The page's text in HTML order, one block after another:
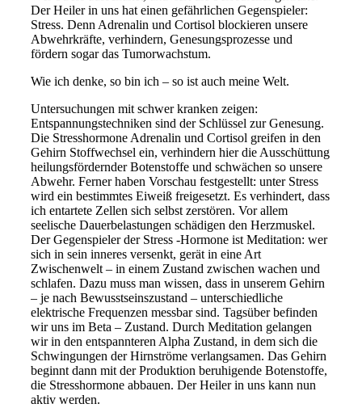
Der Heiler in uns hat einen gefährlichen Gegenspieler:
Stress. Denn Adrenalin und Cortisol blockieren unsere
Abwehrkräfte, verhindern, Genesungsprozesse und
fördern sogar das Tumorwachstum.
Wie ich denke, so bin ich – so ist auch meine Welt.
Untersuchungen mit schwer kranken zeigen:
Entspannungstechniken sind der Schlüssel zur Genesung.
Die Stresshormone Adrenalin und Cortisol greifen in den
Gehirn Stoffwechsel ein, verhindern hier die Ausschüttung
heilungsfördernder Botenstoffe und schwächen so unsere
Abwehr. Ferner haben Vorschau festgestellt: unter Stress
wird ein bestimmtes Eiweiß freigesetzt. Es verhindert, dass
ich entartete Zellen sich selbst zerstören. Vor allem
seelische Dauerbelastungen schädigen den Herzmuskel.
Der Gegenspieler der Stress -Hormone ist Meditation: wer
sich in sein inneres versenkt, gerät in eine Art
Zwischenwelt – in einem Zustand zwischen wachen und
schlafen. Dazu muss man wissen, dass in unserem Gehirn
– je nach Bewusstseinszustand – unterschiedliche
elektrische Frequenzen messbar sind. Tagsüber befinden
wir uns im Beta – Zustand. Durch Meditation gelangen
wir in den entspannteren Alpha Zustand, in dem sich die
Schwingungen der Hirnströme verlangsamen. Das Gehirn
beginnt dann mit der Produktion beruhigende Botenstoffe,
die Stresshormone abbauen. Der Heiler in uns kann nun
aktiv werden.